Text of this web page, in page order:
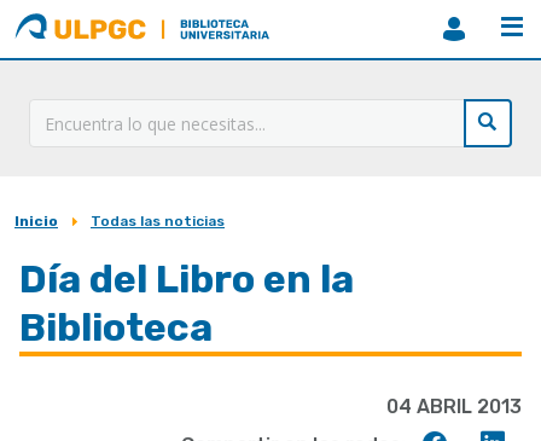
ULPGC
Biblioteca
ULPGC
Sobrescribir
enlaces
de
ayuda
Inicio Todas las noticias
Día del Libro en la
Biblioteca
04 ABRIL 2013